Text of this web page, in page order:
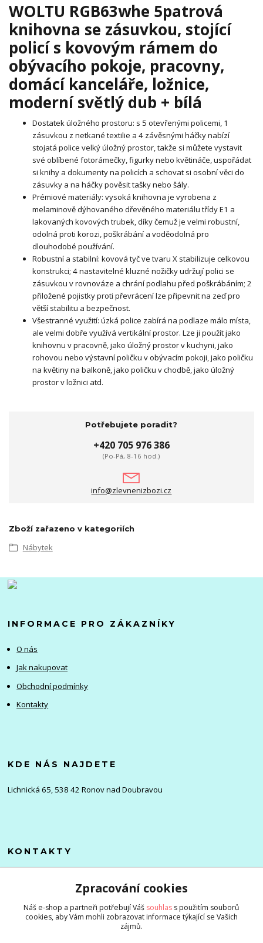
WOLTU RGB63whe 5patrová
knihovna se zásuvkou, stojící
policí s kovovým rámem do
obývacího pokoje, pracovny,
domácí kanceláře, ložnice,
moderní světlý dub + bílá
Dostatek úložného prostoru: s 5 otevřenými policemi, 1
zásuvkou z netkané textilie a 4 závěsnými háčky nabízí
stojatá police velký úložný prostor, takže si můžete vystavit
své oblíbené fotorámečky, figurky nebo květináče, uspořádat
si knihy a dokumenty na policích a schovat si osobní věci do
zásuvky a na háčky pověsit tašky nebo šály.
Prémiové materiály: vysoká knihovna je vyrobena z
melaminově dýhovaného dřevěného materiálu třídy E1 a
lakovaných kovových trubek, díky čemuž je velmi robustní,
odolná proti korozi, poškrábání a voděodolná pro
dlouhodobé používání.
Robustní a stabilní: kovová tyč ve tvaru X stabilizuje celkovou
konstrukci; 4 nastavitelné kluzné nožičky udržují polici se
zásuvkou v rovnováze a chrání podlahu před poškrábáním; 2
přiložené pojistky proti převrácení lze připevnit na zeď pro
větší stabilitu a bezpečnost.
Všestranné využití: úzká police zabírá na podlaze málo místa,
ale velmi dobře využívá vertikální prostor. Lze ji použít jako
knihovnu v pracovně, jako úložný prostor v kuchyni, jako
rohovou nebo výstavní poličku v obývacím pokoji, jako poličku
na květiny na balkoně, jako poličku v chodbě, jako úložný
prostor v ložnici atd.
Potřebujete poradit?
+420 705 976 386
(Po-Pá, 8-16 hod.)
info@zlevnenizbozi.cz
Zboží zařazeno v kategoriích
Nábytek
INFORMACE PRO ZÁKAZNÍKY
O nás
Jak nakupovat
Obchodní podmínky
Kontakty
KDE NÁS NAJDETE
Lichnická 65, 538 42 Ronov nad Doubravou
KONTAKTY
+420 705 976 386
info@zlevnenizbozi.cz
Zpracování cookies
Náš e-shop a partneři potřebují Váš souhlas s použitím souborů
cookies, aby Vám mohli zobrazovat informace týkající se Vašich
zájmů.